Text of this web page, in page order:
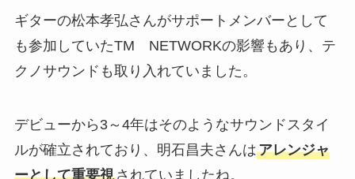
ギターの松本孝弘さんがサポートメンバーとして
も参加していたTM NETWORKの影響もあり、テ
クノサウンドも取り入れていました。
デビューから3～4年はそのようなサウンドスタイ
ルが確立されており、明石昌夫さんはアレンジャ
ーとして重要視されていましたね。